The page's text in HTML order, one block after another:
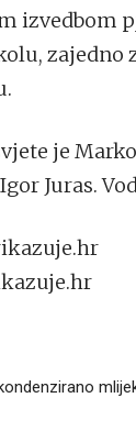
izvedbom
zajedno
je
Juras.